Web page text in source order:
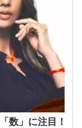
数」に注目！